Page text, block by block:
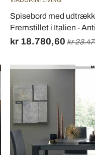
Spisebord med
Fremstillet i Italien -
kr 18.780,60 kr